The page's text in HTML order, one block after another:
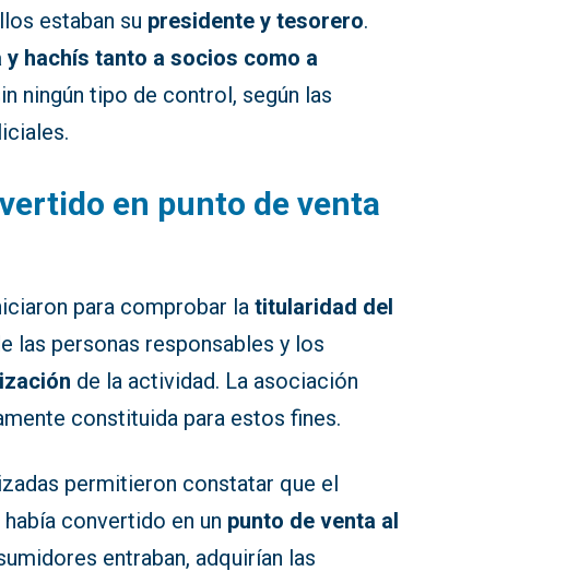
estaban su presidente y tesorero.
y hachís tanto a socios como a
ningún tipo de control, según las
en punto de venta
para comprobar latitularidad del
las personas responsables y los
de la actividad. La asociación
constituida para estos fines.
permitieron constatar que el
convertido en un punto de venta al
entraban, adquirían las